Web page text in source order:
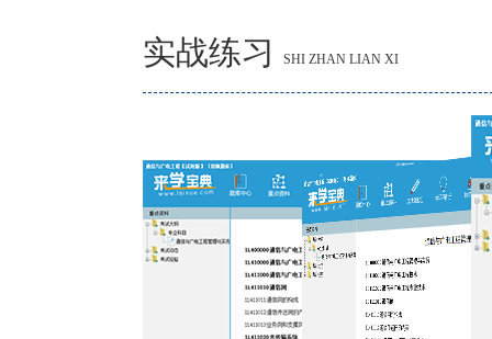
实战练习 SHI ZHAN LIAN XI